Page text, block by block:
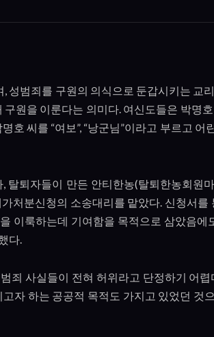
, 성범죄를 구원의 의식으로 둔갑시키는 교
구원을 이룬다는 의미다. 여신도들은 박명
호 씨를 “여보 ”, “낭군님”이라고 부르고 어
, 탈퇴자들이 만든 안티한농(탈퇴한농회원
처분신청의 소송대리를 맡았다. 신청서를
이룩하는데 기여함을 목적으로 삼았음에
다.
죄 사실들이 전혀 허위라고 단정하기 어렵
자 하는 공공적 목적도 가지고 있었던 것